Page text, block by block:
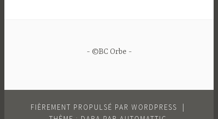
©BC Orbe
FIÈREMENT PROPULSÉ PAR WORDPRESS
|